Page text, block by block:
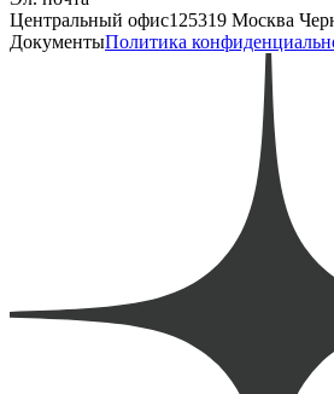
Центральный офис125319 Москва
ДокументыПолитика